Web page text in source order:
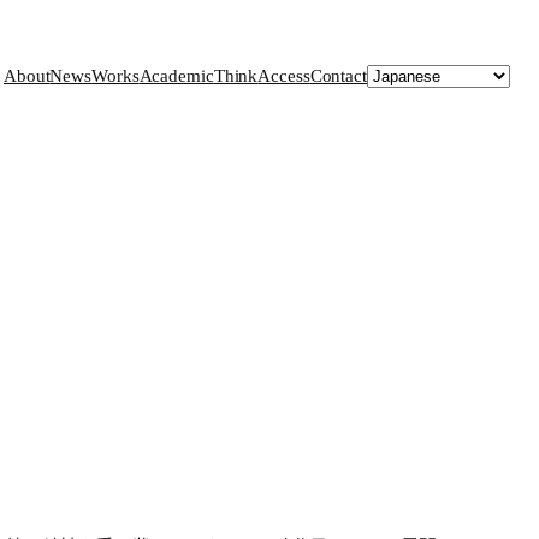
AboutNewsWorksAcademicThinkAccessContact